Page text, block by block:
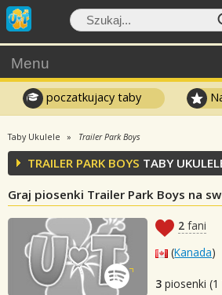
Menu
poczatkujacy taby
Taby Ukulele Trailer Park Boys
TRAILER PARK BOYS TABY
Graj piosenki Trailer Park Boys na
2 fani
(Kanada)
3 piosenki